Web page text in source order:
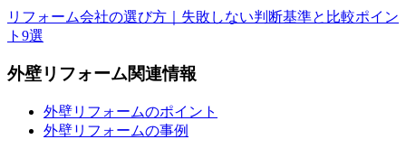
リフォーム会社の選び方｜失敗しない判断基準と比較ポイン
ト9選
外壁リフォーム関連情報
外壁リフォームのポイント
外壁リフォームの事例